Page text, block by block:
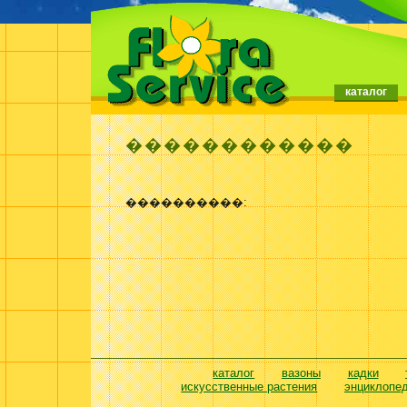
каталог
������������
����������:
каталог вазоны кадки
искусственные растения